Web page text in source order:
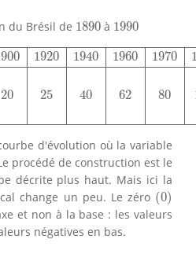
du Brésil de 1890
1890à 1990
1990
1920 1940 1960 1970
20 25 40 62 80
19401960197019801990
d'évolution où la variable
procédé de construction est le
décrite plus haut. Mais ici la
change un peu. Le zéro (0)
(0)
et non à la base : les valeurs
négatives en bas.